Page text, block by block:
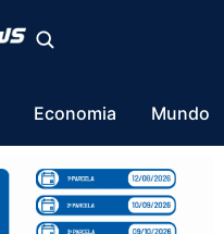
Economia Mundo